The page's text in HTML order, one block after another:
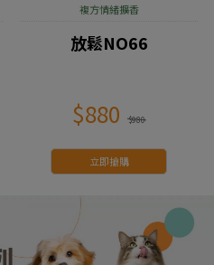
複方情緒擴香
放鬆NO66
$880 $980
立即搶購